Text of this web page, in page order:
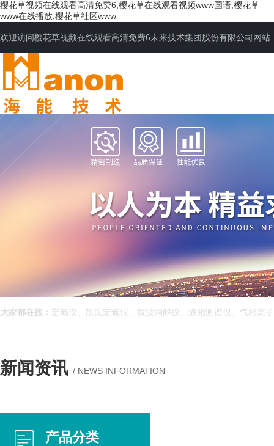
樱花草视频在线观看高清免费6,樱花草在线观看视频www国语,樱花草
www在线播放,樱花草社区www
欢迎访问樱花草视频在线观看高清免费6未来技术集团股份有限公司网站
网站首页
大家都在搜： 定氮仪、凯氏定氮仪、微波消解仪、液相测谱仪、气相离
新闻资讯 / NEWS INFORMATION
产品分类